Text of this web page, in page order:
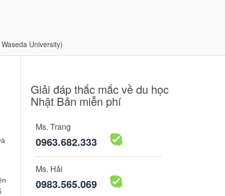
University)
Giải đáp thắc mắc về du học
Nhật Bản miễn phí
Ms. Trang
0963.682.333
Ms. Hải
0983.565.069